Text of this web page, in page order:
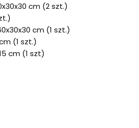
cm (2 szt.)
cm (1 szt.)
(1 szt.)
cm (1 szt)